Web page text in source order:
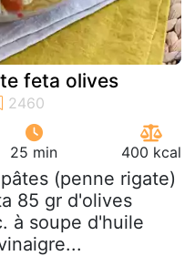
feta olives
25 min 400 kcal
(penne rigate)
85 gr d'olives
à soupe d'huile